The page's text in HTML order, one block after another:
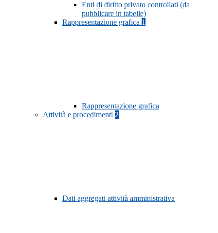
Enti di diritto privato controllati (da
pubblicare in tabelle)
Rappresentazione grafica 1
Rappresentazione grafica
Attività e procedimenti 2
Dati aggregati attività amministrativa